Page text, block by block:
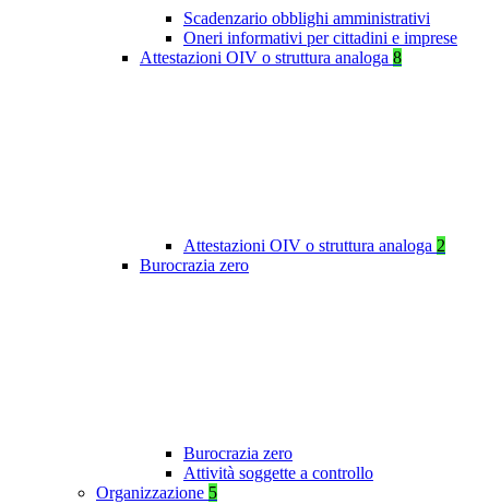
Scadenzario obblighi amministrativi
Oneri informativi per cittadini e imprese
Attestazioni OIV o struttura analoga 8
Attestazioni OIV o struttura analoga 2
Burocrazia zero
Burocrazia zero
Attività soggette a controllo
Organizzazione 5